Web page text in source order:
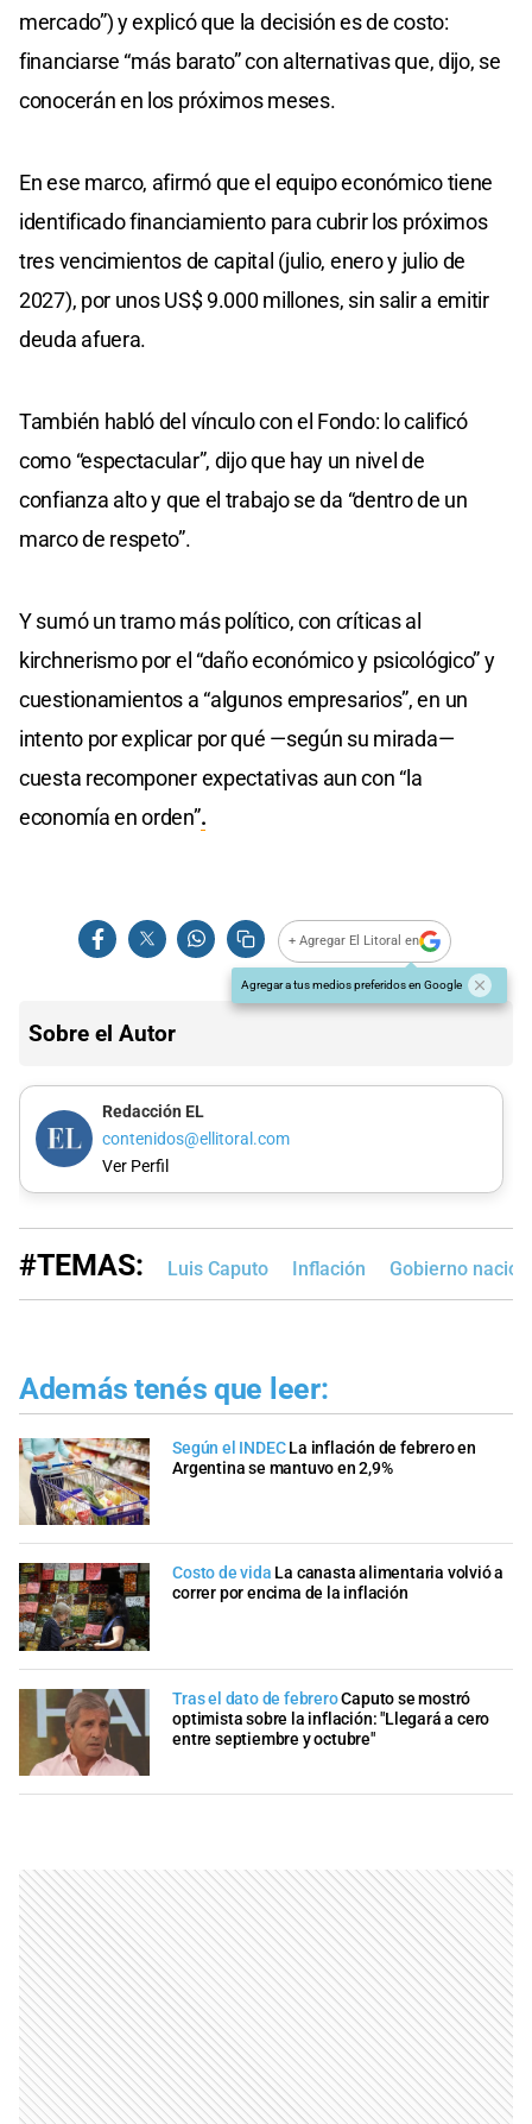
mercado”) y explicó que la decisión es de costo:
financiarse “más barato” con alternativas que, dijo, se
conocerán en los próximos meses.
En ese marco, afirmó que el equipo económico tiene
identificado financiamiento para cubrir los próximos
tres vencimientos de capital (julio, enero y julio de
2027), por unos US$ 9.000 millones, sin salir a emitir
deuda afuera.
También habló del vínculo con el Fondo: lo calificó
como “espectacular”, dijo que hay un nivel de
confianza alto y que el trabajo se da “dentro de un
marco de respeto”.
Y sumó un tramo más político, con críticas al
kirchnerismo por el “daño económico y psicológico” y
cuestionamientos a “algunos empresarios”, en un
intento por explicar por qué —según su mirada—
cuesta recomponer expectativas aun con “la
economía en orden”.
+ Agregar El Litoral en
Agregar a tus medios preferidos en Google
Sobre el Autor
Redacción EL
contenidos@ellitoral.com
Ver Perfil
#TEMAS: Luis Caputo Inflación Gobierno
Además tenés que leer:
Según el INDEC La inflación de febrero en
Argentina se mantuvo en 2,9%
Costo de vida La canasta alimentaria volvió a
correr por encima de la inflación
Tras el dato de febreroCaputo se mostró
optimista sobre la inflación: "Llegará a cero
entre septiembre y octubre"